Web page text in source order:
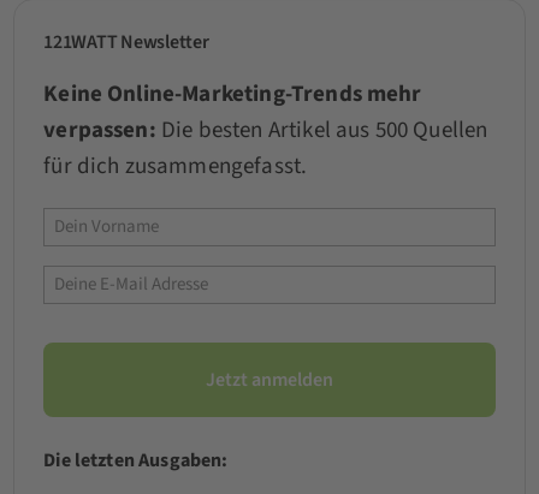
121WATT Newsletter
Keine Online-Marketing-Trends mehr
verpassen: Die besten Artikel aus 500 Quellen
für dich zusammengefasst.
Die letzten Ausgaben: